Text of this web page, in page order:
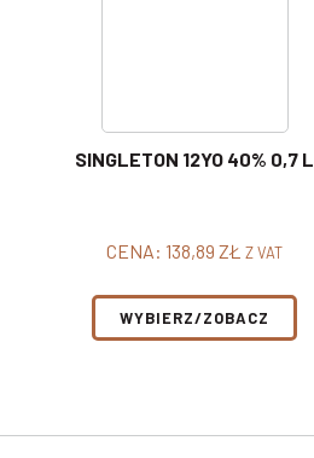
SINGLETON 12YO 40% 0,7 L
CENA:138,89ZŁ Z VAT
WYBIERZ/ZOBACZ